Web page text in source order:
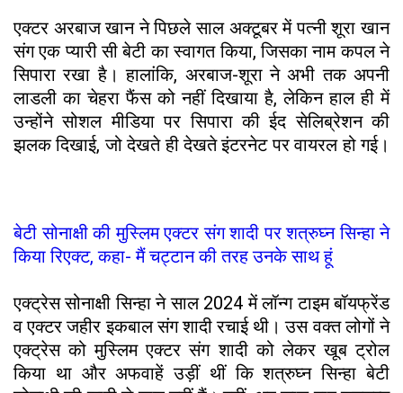
एक्टर अरबाज खान ने पिछले साल अक्टूबर में पत्नी शूरा खान
संग एक प्यारी सी बेटी का स्वागत किया, जिसका नाम कपल ने
सिपारा रखा है। हालांकि, अरबाज-शूरा ने अभी तक अपनी
लाडली का चेहरा फैंस को नहीं दिखाया है, लेकिन हाल ही में
उन्होंने सोशल मीडिया पर सिपारा की ईद सेलिब्रेशन की
झलक दिखाई, जो देखते ही देखते इंटरनेट पर वायरल हो गई।
बेटी सोनाक्षी की मुस्लिम एक्टर संग शादी पर शत्रुघ्न सिन्हा ने
किया रिएक्ट, कहा- मैं चट्टान की तरह उनके साथ हूं
एक्ट्रेस सोनाक्षी सिन्हा ने साल 2024 में लॉन्ग टाइम बॉयफ्रेंड
व एक्टर जहीर इकबाल संग शादी रचाई थी। उस वक्त लोगों ने
एक्ट्रेस को मुस्लिम एक्टर संग शादी को लेकर खूब ट्रोल
किया था और अफवाहें उड़ीं थीं कि शत्रुघ्न सिन्हा बेटी